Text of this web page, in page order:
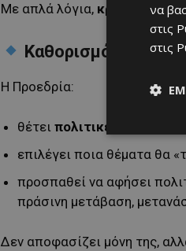
Με απλά λόγια, κρατά το
Καθορισμός
Η Προεδρία:
θέτει πολιτικές και
επιλέγει ποια θέματα θα
προσπαθεί να αφήσει
πράσινη μετάβαση,
Δεν αποφασίζει μόνη της,
να
στις
στις